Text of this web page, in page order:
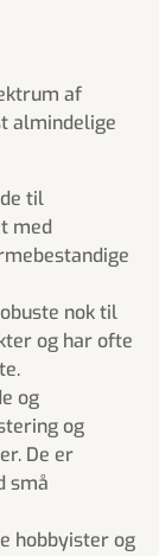
af
almindelige
til
med
nok til
og har ofte
og
og
De er
små
hobbyister og